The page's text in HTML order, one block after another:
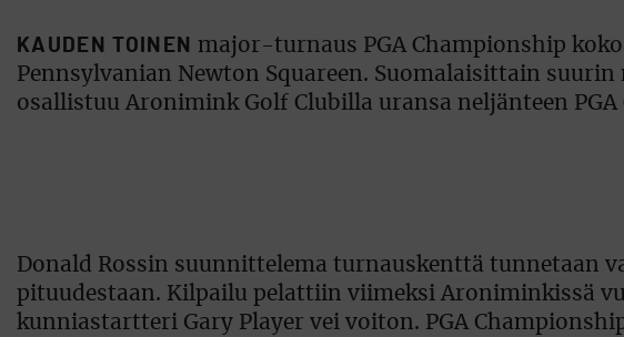
KAUDEN TOINEN major-turnaus PGA Championship
Pennsylvanian Newton Squareen. Suomalaisittain
osallistuu Aronimink Golf Clubilla uransa neljänteen
Donald Rossin suunnittelema turnauskenttä tunnetaan
pituudestaan. Kilpailu pelattiin viimeksi Aroniminkissä
kunniastartteri Gary Player vei voiton. PGA